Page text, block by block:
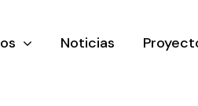
Noticias